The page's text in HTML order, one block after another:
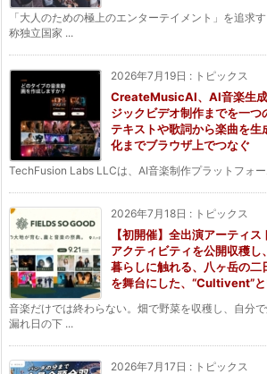
「大人のための極上のエンターテイメント」を追求
称独立国家 ...
2026年7月19日 : トピックス
CreateMusicAI、AI音楽生
ジックビデオ制作までを一つ
テキストや歌詞から楽曲を生
化までブラウザ上でつなぐ
TechFusion Labs LLCは、AI音楽制作プラットフォ
2026年7月18日 : トピックス
【初開催】全出演アーティ
アクティビティを公開収穫
暮らしに触れる、八ヶ岳の二
を舞台にした、“Cultivent”
音楽だけでは終わらない。畑で野菜を収穫し、自分
漏れ日の下 ...
2026年7月17日 : トピックス